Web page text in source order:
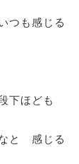
つも感じる
下ほども
と 感じる